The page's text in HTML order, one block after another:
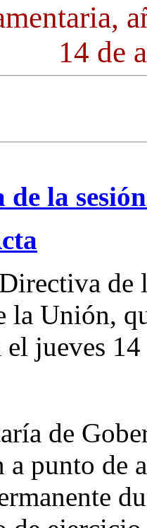
14 de
la
de
la Unión,
el jueves
de
a punto de